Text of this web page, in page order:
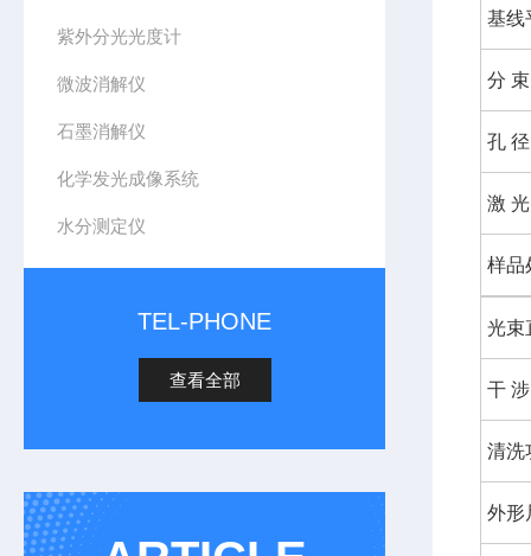
紫外分光光度计
微波消解仪
石墨消解仪
化学发光成像系统
水分测定仪
TEL-PHONE
查看全部
基线
分
孔
激
样品
光束
干
清洗
外形